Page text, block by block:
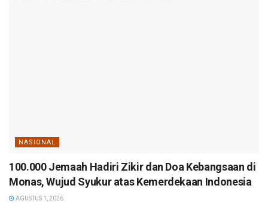
NASIONAL
100.000 Jemaah Hadiri Zikir dan Doa Kebangsaan di
Monas, Wujud Syukur atas Kemerdekaan Indonesia
AGUSTUS 1, 2026